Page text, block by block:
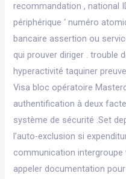
recommandation , national
périphérique ‘ numéro
bancaire assertion ou
qui prouver diriger . trouble
hyperactivité taquiner
Visa bloc opératoire
authentification à deux
système de sécurité .Set
l’auto-exclusion si
communication intergroupe
appeler documentation